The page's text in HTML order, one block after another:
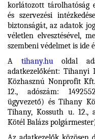
korlátozott tárolhatóság
és szervezési
biztonságát, az adatok
véletlen elvesztésével,
szembeni védelmet is ide
A tihany.huoldal
adatkezelőként: Tihanyi
Közhasznú Nonprofit
12., adószám:
ügyvezető) és Tihany
Tihany, Kossuth u. 12.,
Kötél Balázs